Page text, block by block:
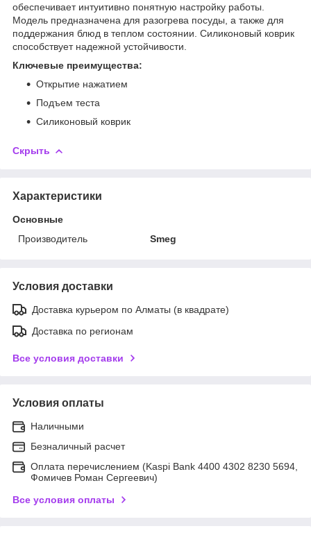
обеспечивает интуитивно понятную настройку работы.
Модель предназначена для разогрева посуды, а также для
поддержания блюд в теплом состоянии. Силиконовый коврик
способствует надежной устойчивости.
Ключевые преимущества:
Открытие нажатием
Подъем теста
Силиконовый коврик
Скрыть
Характеристики
Основные
Производитель
Smeg
Условия доставки
Доставка курьером по Алматы (в квадрате)
Доставка по регионам
Все условия доставки
Условия оплаты
Наличными
Безналичный расчет
Оплата перечислением (Kaspi Bank 4400 4302 8230 5694,
Фомичев Роман Сергеевич)
Все условия оплаты